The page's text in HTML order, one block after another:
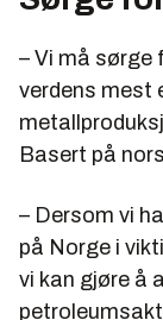
– Vi må sørge
verdens mest
Basert på
– Dersom vi
på Norge i
vi kan gjøre å